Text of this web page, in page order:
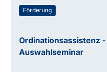
Förderung
Ordinationsassistenz
Auswahlseminar